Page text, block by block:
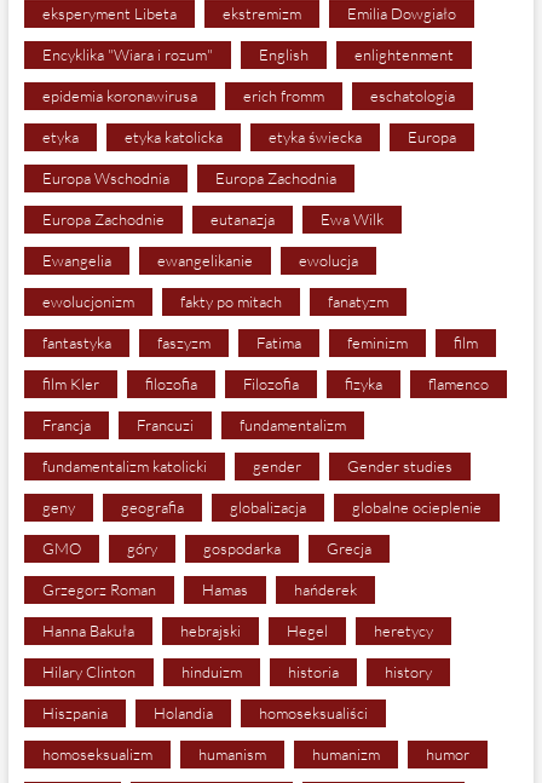
eksperyment Libeta ekstremizm Emilia Dowgiało
Encyklika "Wiara i rozum" English enlightenment
epidemia koronawirusa erich fromm eschatologia
etyka etyka katolicka etyka świecka Europa
Europa Wschodnia Europa Zachodnia
Europa Zachodnie eutanazja Ewa Wilk
Ewangelia ewangelikanie ewolucja
ewolucjonizm fakty po mitach fanatyzm
fantastyka faszyzm Fatima feminizm film
film Kler filozofia Filozofia fizyka flamenco
Francja Francuzi fundamentalizm
fundamentalizm katolicki gender Gender studies
geny geografia globalizacja globalne ocieplenie
GMO góry gospodarka Grecja
Grzegorz Roman Hamas hańderek
Hanna Bakuła hebrajski Hegel heretycy
Hilary Clinton hinduizm historia history
Hiszpania Holandia homoseksualiści
homoseksualizm humanism humanizm humor